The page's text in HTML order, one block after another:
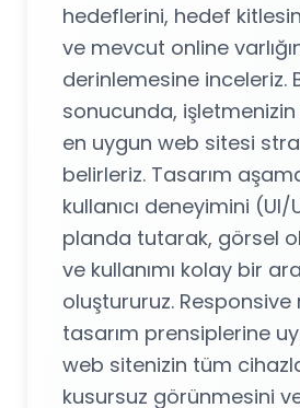
hedeflerini, hedef
ve mevcut online
derinlemesine inceleriz.
sonucunda,
en uygun web sitesi
belirleriz. Tasarım
kullanıcı deneyimini (UI/
planda tutarak, görsel
ve kullanımı kolay bir
oluştururuz.
tasarım prensiplerine
web sitenizin tüm
kusursuz görünmesini ve